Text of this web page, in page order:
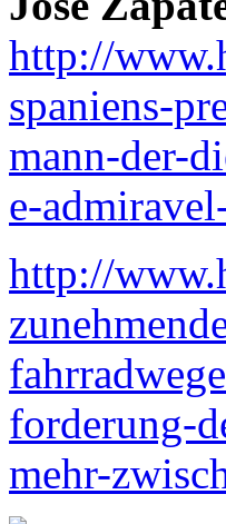
http://
spaniens-
mann-der-
e-
http://
forderung-
mehr-